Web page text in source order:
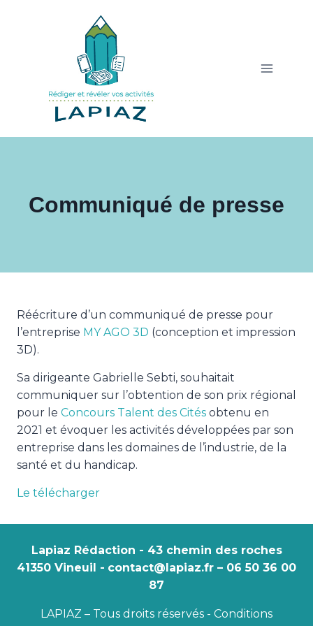
Communiqué de presse
Réécriture d’un communiqué de presse pour
l’entreprise MY AGO 3D (conception et impression
3D).
Sa dirigeante Gabrielle Sebti, souhaitait
communiquer sur l’obtention de son prix régional
pour le Concours Talent des Cités obtenu en
2021 et évoquer les activités développées par son
entreprise dans les domaines de l’industrie, de la
santé et du handicap.
Le télécharger
Lapiaz Rédaction - 43 chemin des roches
41350 Vineuil - contact@lapiaz.fr – 06 50 36 00
87
LAPIAZ – Tous droits réservés - Conditions